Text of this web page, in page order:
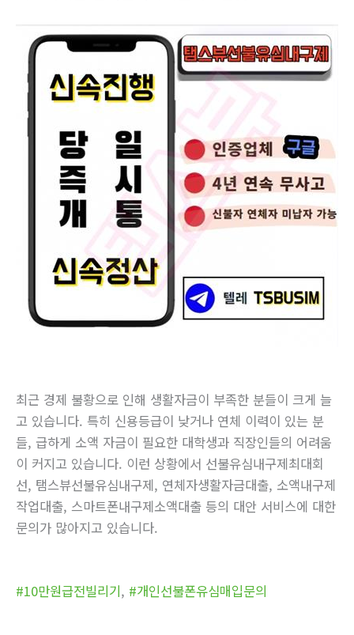
최근 경제 불황으로 인해 생활자금이 부족한 분들이 크게 늘
고 있습니다. 특히 신용등급이 낮거나 연체 이력이 있는 분
들, 급하게 소액 자금이 필요한 대학생과 직장인들의 어려움
이 커지고 있습니다. 이런 상황에서 선불유심내구제최대회
선, 탬스뷰선불유심내구제, 연체자생활자금대출, 소액내구제
작업대출, 스마트폰내구제소액대출 등의 대안 서비스에 대한
문의가 많아지고 있습니다.
#10만원급전빌리기, #개인선불폰유심매입문의